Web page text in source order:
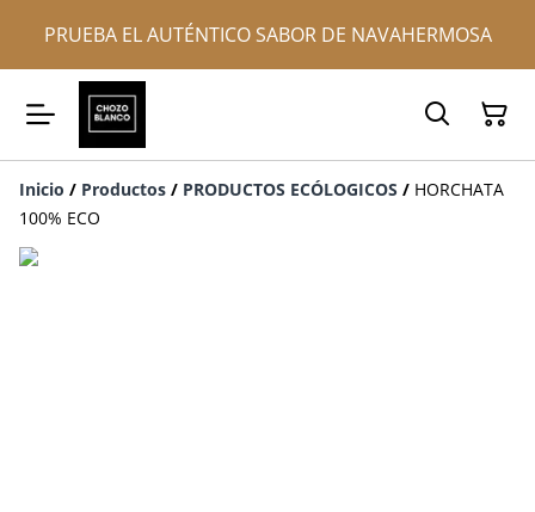
PRUEBA EL AUTÉNTICO SABOR DE NAVAHERMOSA
Inicio / Productos / PRODUCTOS ECÓLOGICOS / HORCHATA
100% ECO